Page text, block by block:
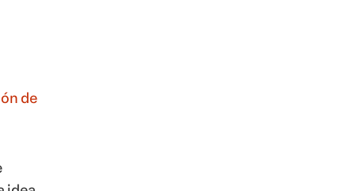
de